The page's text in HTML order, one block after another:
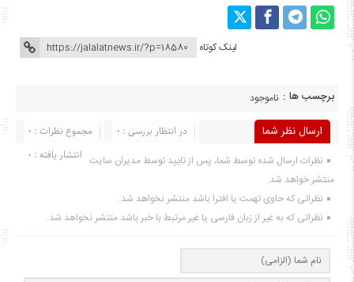
لینک کوتاه
برچسب ها : ناموجود
ارسال نظر شما مجموع نظرات : 0
در انتظار بررسی : 0
انتشار یافته : ۰ نظرات ارسال شده توسط شما، پس از تایید توسط مدیران سایت
منتشر خواهد شد.
نظراتی که حاوی تهمت یا افترا باشد منتشر نخواهد شد.
نظراتی که به غیر از زبان فارسی یا غیر مرتبط با خبر باشد منتشر نخواهد شد.